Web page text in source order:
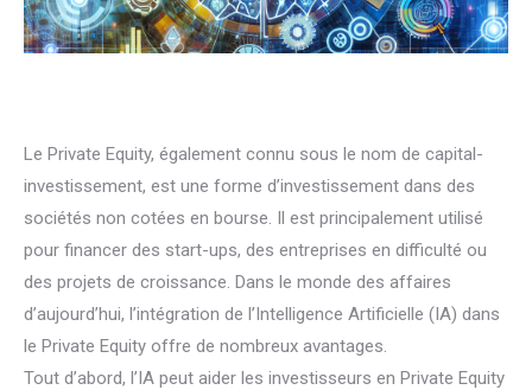
Le Private Equity, également connu sous le nom de capital-
investissement, est une forme d’investissement dans des
sociétés non cotées en bourse. Il est principalement utilisé
pour financer des start-ups, des entreprises en difficulté ou
des projets de croissance. Dans le monde des affaires
d’aujourd’hui, l’intégration de l’Intelligence Artificielle (IA) dans
le Private Equity offre de nombreux avantages.
Tout d’abord, l’IA peut aider les investisseurs en Private Equity